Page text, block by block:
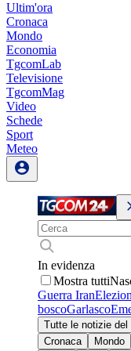
Ultim'ora
Cronaca
Mondo
Economia
TgcomLab
Televisione
TgcomMag
Video
Schede
Sport
Meteo
In evidenza
Mostra tutti
Guerra Iran
boscoGarlasco
Tutte le notizie del
Cronaca
Mondo